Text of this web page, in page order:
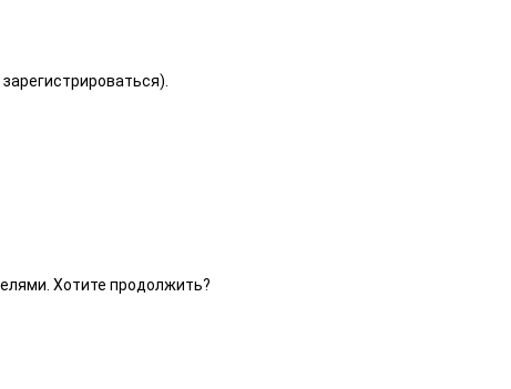
Хотите продолжить?